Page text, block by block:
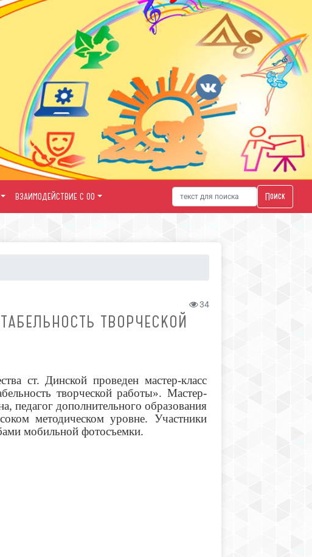
ВЗАИМОДЕЙСТВИЕ С ОО Поиск
34
ТВОРЧЕСКОЙ
ст. Динской проведен мастер-класс
творческой работы». Мастер-
педагог дополнительного образования
методическом уровне. Участники
мобильной фотосъемки.